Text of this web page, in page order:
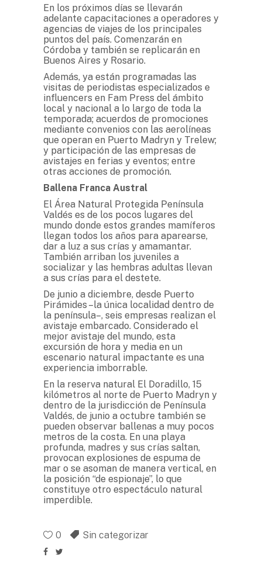
En los próximos días se llevarán
adelante capacitaciones a operadores y
agencias de viajes de los principales
puntos del país. Comenzarán en
Córdoba y también se replicarán en
Buenos Aires y Rosario.
Además, ya están programadas las
visitas de periodistas especializados e
influencers en Fam Press del ámbito
local y nacional a lo largo de toda la
temporada; acuerdos de promociones
mediante convenios con las aerolíneas
que operan en Puerto Madryn y Trelew;
y participación de las empresas de
avistajes en ferias y eventos; entre
otras acciones de promoción.
Ballena Franca Austral
El Área Natural Protegida Península
Valdés es de los pocos lugares del
mundo donde estos grandes mamíferos
llegan todos los años para aparearse,
dar a luz a sus crías y amamantar.
También arriban los juveniles a
socializar y las hembras adultas llevan
a sus crías para el destete.
De junio a diciembre, desde Puerto
Pirámides –la única localidad dentro de
la península–, seis empresas realizan el
avistaje embarcado. Considerado el
mejor avistaje del mundo, esta
excursión de hora y media en un
escenario natural impactante es una
experiencia imborrable.
En la reserva natural El Doradillo, 15
kilómetros al norte de Puerto Madryn y
dentro de la jurisdicción de Península
Valdés, de junio a octubre también se
pueden observar ballenas a muy pocos
metros de la costa. En una playa
profunda, madres y sus crías saltan,
provocan explosiones de espuma de
mar o se asoman de manera vertical, en
la posición “de espionaje”, lo que
constituye otro espectáculo natural
imperdible.
0 Sin categorizar